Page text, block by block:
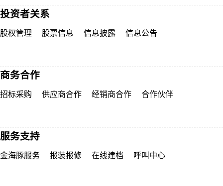
投资者关系
股权管理 股票信息 信息披露 信息公告
商务合作
招标采购 供应商合作 经销商合作 合作伙伴
服务支持
金海豚服务 报装报修 在线建档 呼叫中心